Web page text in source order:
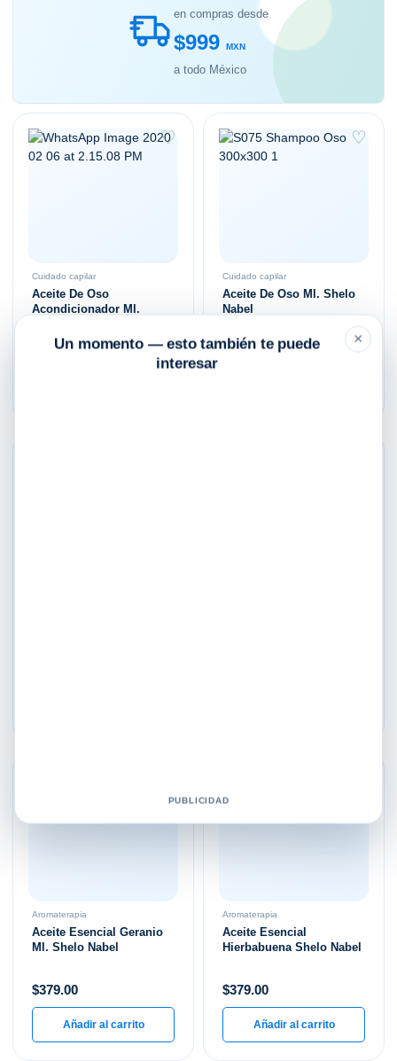
en compras desde
$999 MXN
a todo México
♡
Cuidado capilar
Aceite De Oso
Acondicionador Ml.
215.00
♡
Cuidado capilar
Aceite De Oso Ml. Shelo
Nabel
$175.00
Aromaterapia
Aceite Esencial Geranio
Ml. Shelo Nabel
$379.00
Añadir al carrito
Aromaterapia
Aceite Esencial
Hierbabuena Shelo Nabel
$379.00
Añadir al carrito
×
Un momento — esto también te puede
interesar
PUBLICIDAD